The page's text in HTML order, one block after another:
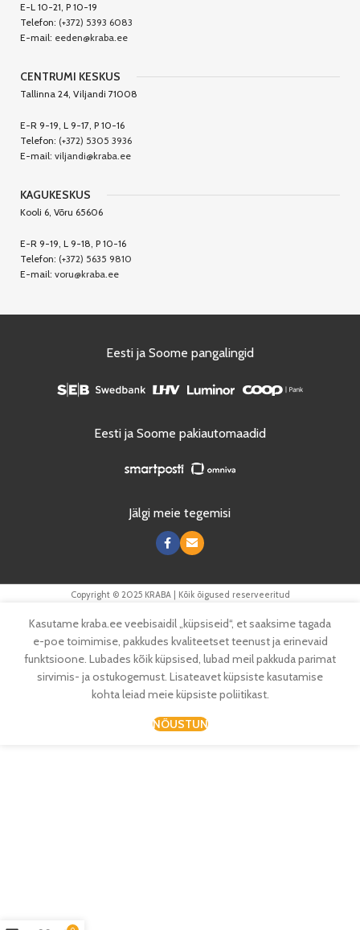
E-L 10-21, P 10-19
Telefon: (+372) 5393 6083
E-mail: eeden@kraba.ee
CENTRUMI KESKUS
Tallinna 24, Viljandi 71008
E-R 9-19, L 9-17, P 10-16
Telefon: (+372) 5305 3936
E-mail: viljandi@kraba.ee
KAGUKESKUS
Kooli 6, Võru 65606
E-R 9-19, L 9-18, P 10-16
Telefon: (+372) 5635 9810
E-mail: voru@kraba.ee
Eesti ja Soome pangalingid
Eesti ja Soome pakiautomaadid
Jälgi meie tegemisi
Copyright © 2025 KRABA | Kõik õigused reserveeritud
Kasutame kraba.ee veebisaidil „küpsiseid“, et saaksime tagada
e-poe toimimise, pakkudes kvaliteetset teenust ja erinevaid
funktsioone. Lubades kõik küpsised, lubad meil pakkuda parimat
sirvimis- ja ostukogemust. Lisateavet küpsiste kasutamise
kohta leiad meie küpsiste poliitikast.
NÕUSTUN